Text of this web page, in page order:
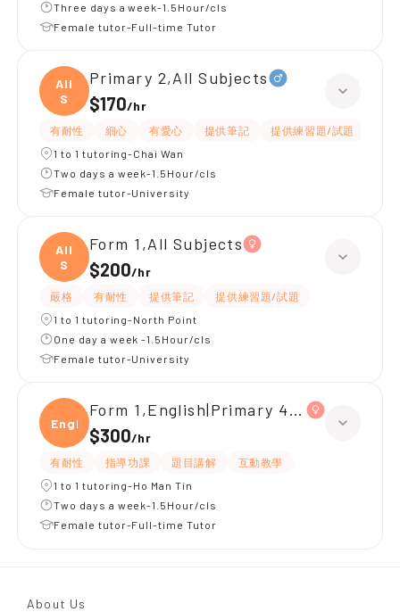
Three days a week-1.5Hour/cls
Female tutor-Full-time Tutor
All
S
Primary 2,All Subjects
$170/hr
有耐性 細心 有愛心 提供筆記 提供練習題/試題
1 to 1 tutoring-Chai Wan
Two days a week-1.5Hour/cls
Female tutor-University
All
S
Form 1,All Subjects
$200/hr
嚴格 有耐性 提供筆記
提供練習題/試題
1 to 1 tutoring-North Point
One day a week -1.5Hour/cls
Female tutor-University
Engli
Form 1,English|Primary 4,All Subjects
$300/hr
有耐性 指導功課 題目講解
互動教學
1 to 1 tutoring-Ho Man Tin
Two days a week-1.5Hour/cls
Female tutor-Full-time Tutor
About Us